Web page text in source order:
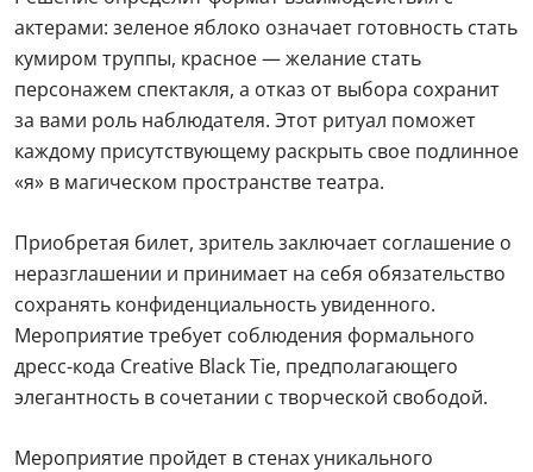
актерами: зеленое яблоко означает готовность стать
кумиром труппы, красное — желание стать
персонажем спектакля, а отказ от выбора сохранит
за вами роль наблюдателя. Этот ритуал поможет
каждому присутствующему раскрыть свое подлинное
«я» в магическом пространстве театра.
Приобретая билет, зритель заключает соглашение о
неразглашении и принимает на себя обязательство
сохранять конфиденциальность увиденного.
Мероприятие требует соблюдения формального
дресс-кода Creative Black Tie, предполагающего
элегантность в сочетании с творческой свободой.
Мероприятие пройдет в стенах уникального